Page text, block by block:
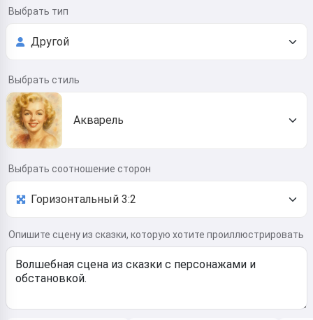
Выбрать тип
Выбрать стиль
Акварель
Выбрать соотношение сторон
Опишите сцену из сказки, которую хотите проиллюстрировать